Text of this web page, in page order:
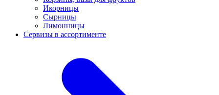
Икорницы
Сырницы
Лимонницы
Сервизы в ассортименте